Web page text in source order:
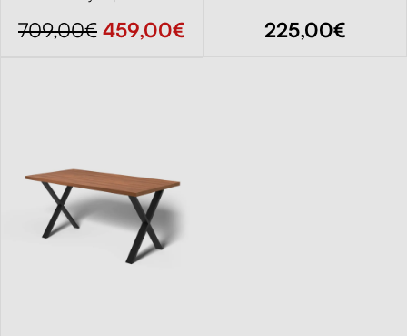
709,00€ 459,00€ 225,00€